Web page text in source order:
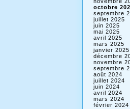
octobre
septembre
juillet 2025
juin 2025
mai 2025
avril 2025
mars 2025
janvier 2025
décembre
novembre
septembre
août 2024
juillet 2024
juin 2024
avril 2024
mars 2024
février 2024